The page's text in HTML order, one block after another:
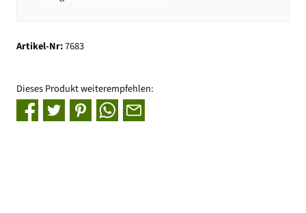
Artikel-Nr:7683
Dieses Produkt weiterempfehlen: